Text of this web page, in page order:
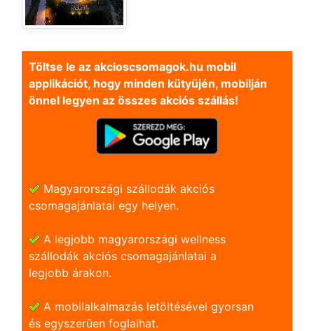
Töltse le az akcioscsomagok.hu mobil
applikációt, hogy minden kütyüjén, mobilján
önnel legyen az összes akciós szállás!
Magyarországi szállodák akciós
csomagajánlatai egy helyen.
A legjobb magyarországi wellness
szállodák akciós csomagajánlatai a
legjobb árakon.
A mobilalkalmazás letöltésével gyorsan
és egyszerũen foglalhat.